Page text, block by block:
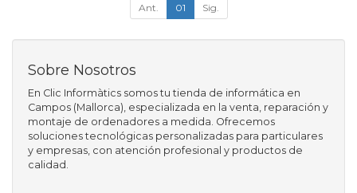
Ant. 01 Sig.
Sobre Nosotros
En Clic Informàtics somos tu tienda de informática en
Campos (Mallorca), especializada en la venta, reparación y
montaje de ordenadores a medida. Ofrecemos
soluciones tecnológicas personalizadas para particulares
y empresas, con atención profesional y productos de
calidad.